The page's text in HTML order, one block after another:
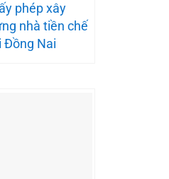
phép xây
nhà tiền chế
Đồng Nai